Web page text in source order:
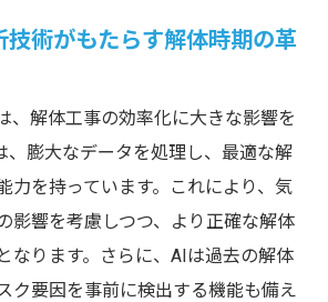
術がもたらす解体時期の革
、解体工事の効率化に大きな影響を
、膨大なデータを処理し、最適な解
力を持っています。これにより、気
影響を考慮しつつ、より正確な解体
なります。さらに、AIは過去の解体
ク要因を事前に検出する機能も備え